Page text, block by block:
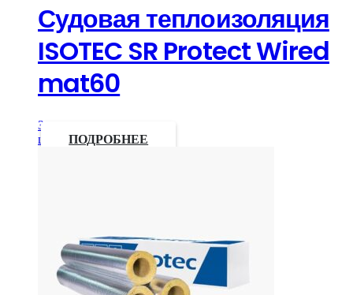
Судовая теплоизоляция
ISOTEC SR Protect Wired
mat60
Запросить
цену
ПОДРОБНЕЕ